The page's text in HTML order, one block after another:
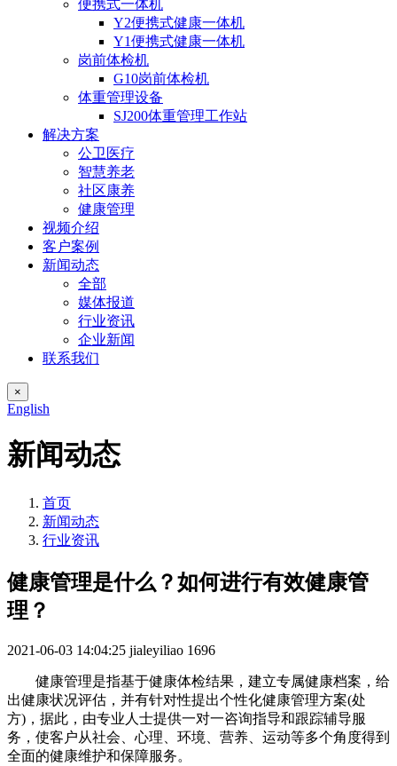
便携式一体机
Y2便携式健康一体机
Y1便携式健康一体机
岗前体检机
G10岗前体检机
体重管理设备
SJ200体重管理工作站
解决方案
公卫医疗
智慧养老
社区康养
健康管理
视频介绍
客户案例
新闻动态
全部
媒体报道
行业资讯
企业新闻
联系我们
×
English
新闻动态
首页
新闻动态
行业资讯
健康管理是什么？如何进行有效健康管
理？
2021-06-03 14:04:25 jialeyiliao 1696
健康管理是指基于健康体检结果，建立专属健康档案，给
出健康状况评估，并有针对性提出个性化健康管理方案(处
方)，据此，由专业人士提供一对一咨询指导和跟踪辅导服
务，使客户从社会、心理、环境、营养、运动等多个角度得到
全面的健康维护和保障服务。